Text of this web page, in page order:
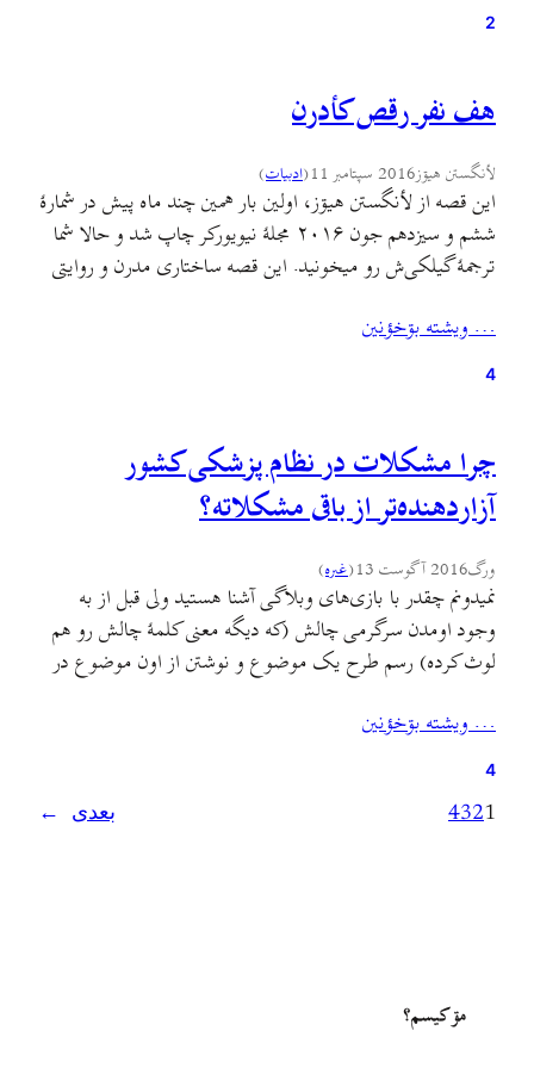
اشتؤنين ؤ چنته…
2
هف نفر رقص کأدرن
لأنگستن هيۊز2016 سپتامبر 11 (ادبيات)
این قصه از لأنگستن هیۊز، اولین بار همین چند ماه پیش در شمارهٔ
ششم و سیزدهم جون ۲۰۱۶ مجلهٔ نیویورکر چاپ شد و حالا شما
ترجمهٔ گیلکی‌ش رو میخونید. این قصه ساختاری مدرن و روایتی
بهتر…
… ويشته بۊخؤنين
4
چرا مشکلات در نظام پزشکی کشور
آزاردهنده‌تر از باقی مشکلاته؟
ورگ2016 آگوست 13 (غىره)
نمیدونم چقدر با بازی‌های وبلاگی آشنا هستید ولی قبل از به
وجود اومدن سرگرمی چالش (که دیگه معنی کلمهٔ چالش رو هم
لوث کرده) رسم طرح یک موضوع و نوشتن از اون موضوع در
مناسبترش میتونه بازی شبکه‌ای باشه. این بار “نظام
مشکل‌دار…
… ويشته بۊخؤنين
4
1
2
3
4 بعدی →
مۊ کيسم؟